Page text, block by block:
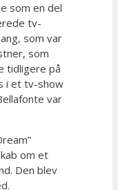
som en del
tv-
som var
som
tidligere på
i et tv-show
var
om et
Den blev